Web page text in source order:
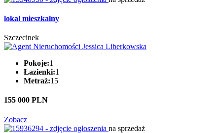
lokal mieszkalny
Szczecinek
Pokoje:1
Łazienki:1
Metraż:15
155 000 PLN
Zobacz
na sprzedaż